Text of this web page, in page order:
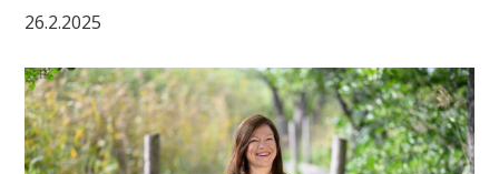
26.2.2025